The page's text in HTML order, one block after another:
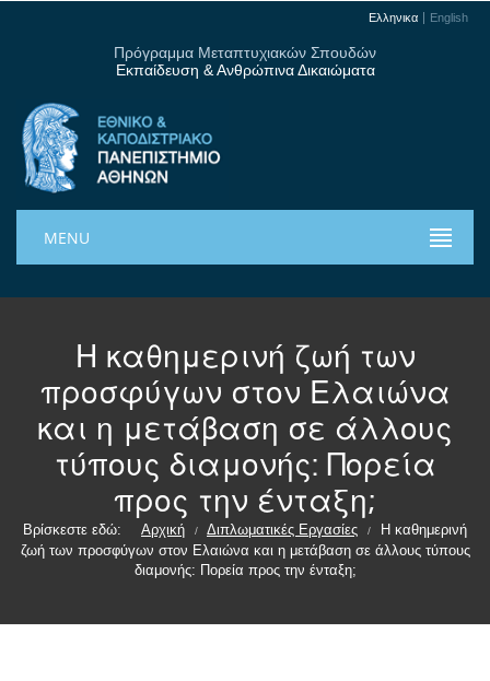
Ελληνικα English
Πρόγραμμα Μεταπτυχιακών Σπουδών
Εκπαίδευση & Ανθρώπινα Δικαιώματα
MENU
Η καθημερινή ζωή των
προσφύγων στον Ελαιώνα
και η μετάβαση σε άλλους
τύπους διαμονής: Πορεία
προς την ένταξη;
Βρίσκεστε εδώ: Αρχική / Διπλωματικές Εργασίες /
Η καθημερινή
ζωή των προσφύγων στον Ελαιώνα και η μετάβαση σε άλλους τύπους
διαμονής: Πορεία προς την ένταξη;